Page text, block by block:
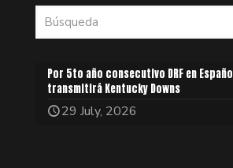
Por 5to año consecutivo DRF en Español
transmitirá Kentucky Downs
29 July, 2026